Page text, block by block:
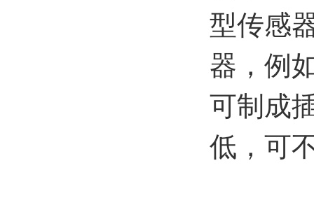
型传感
器，例
可制成
低，可